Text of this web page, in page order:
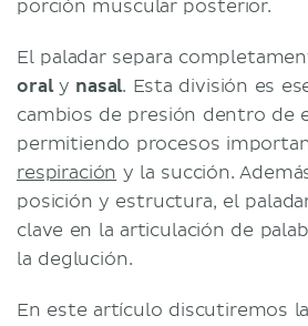
porción muscular posterior.
El paladar separa
oraly nasal. Esta división es
cambios de presión dentro de
permitiendo procesos
respiración y la succión.
posición y estructura, el
clave en la articulación de
la deglución.
En este artículo discutiremos la